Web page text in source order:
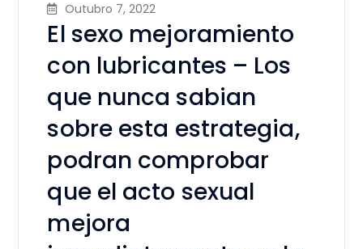
Outubro 7, 2022
El sexo mejoramiento
con lubricantes – Los
que nunca sabian
sobre esta estrategia,
podran comprobar
que el acto sexual
mejora